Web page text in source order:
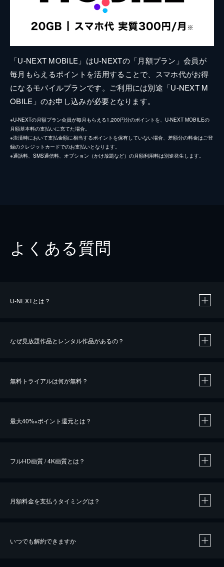
「U-NEXT MOBILE」はU-NEXTの「月額プラン」会員が
毎月もらえるポイントを活用することで、スマホ代がお得
になるモバイルプランです。ご利用には別途「U-NEXT M
OBILE」のお申し込みが必要となります。
※U-NEXTの月額プラン会員が毎月もらえる1,200円分のポイントを、U-NEXT MOBILEの
月額基本料の支払いに充てた場合。
※決済時において支払金額に相当するポイントを保有していない場合、差額分の料金はご登
録のクレジットカードでのお支払いとなります。
※通話料、SMS通信料、オプション（かけ放題など）の月額利用料は別途発生します。
よくある質問
U-NEXTとは？
なぜ見放題作品とレンタル作品があるの？
無料トライアルは何が無料？
最大40%※ポイント還元とは？
※40％ポイント還元の対象は、クレジットカード決済による作品の購入 / レンタルです。
フルHD画質 / 4K画質とは？
月額料金を支払うタイミングは？
いつでも解約できますか